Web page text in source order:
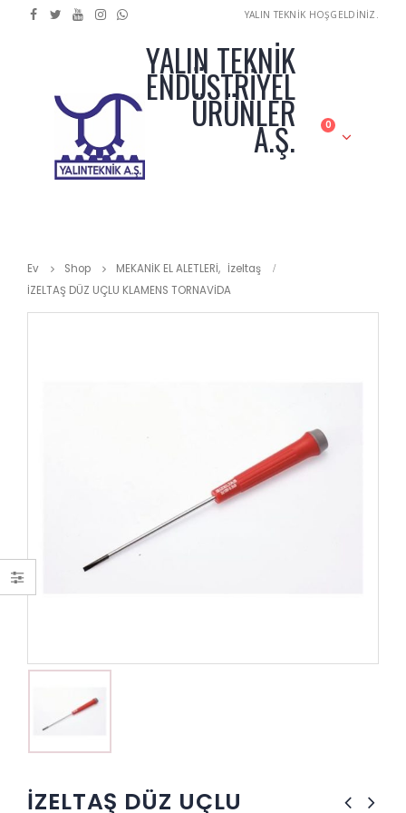
YALIN TEKNİK HOŞGELDİNİZ.
YALIN TEKNİK
ENDÜSTRİYEL
ÜRÜNLER
A.Ş. 0
Ev Shop MEKANİK EL ALETLERİ, İzeltaş
İZELTAŞ DÜZ UÇLU KLAMENS TORNAVİDA
İZELTAŞ DÜZ UÇLU